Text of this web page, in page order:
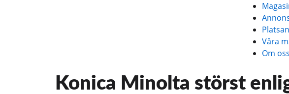
Våra
Om oss
Konica Minolta störst